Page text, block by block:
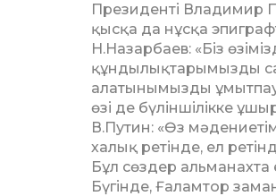
Президенті Владимир
қысқа да нұсқа
Н.Назарбаев: «Біз
құндылықтарымызды
алатынымызды
өзі де бүліншілікке
В.Путин: «Өз
халық ретінде, ел
Бұл сөздер альманахта
Бүгінде, Ғаламтор